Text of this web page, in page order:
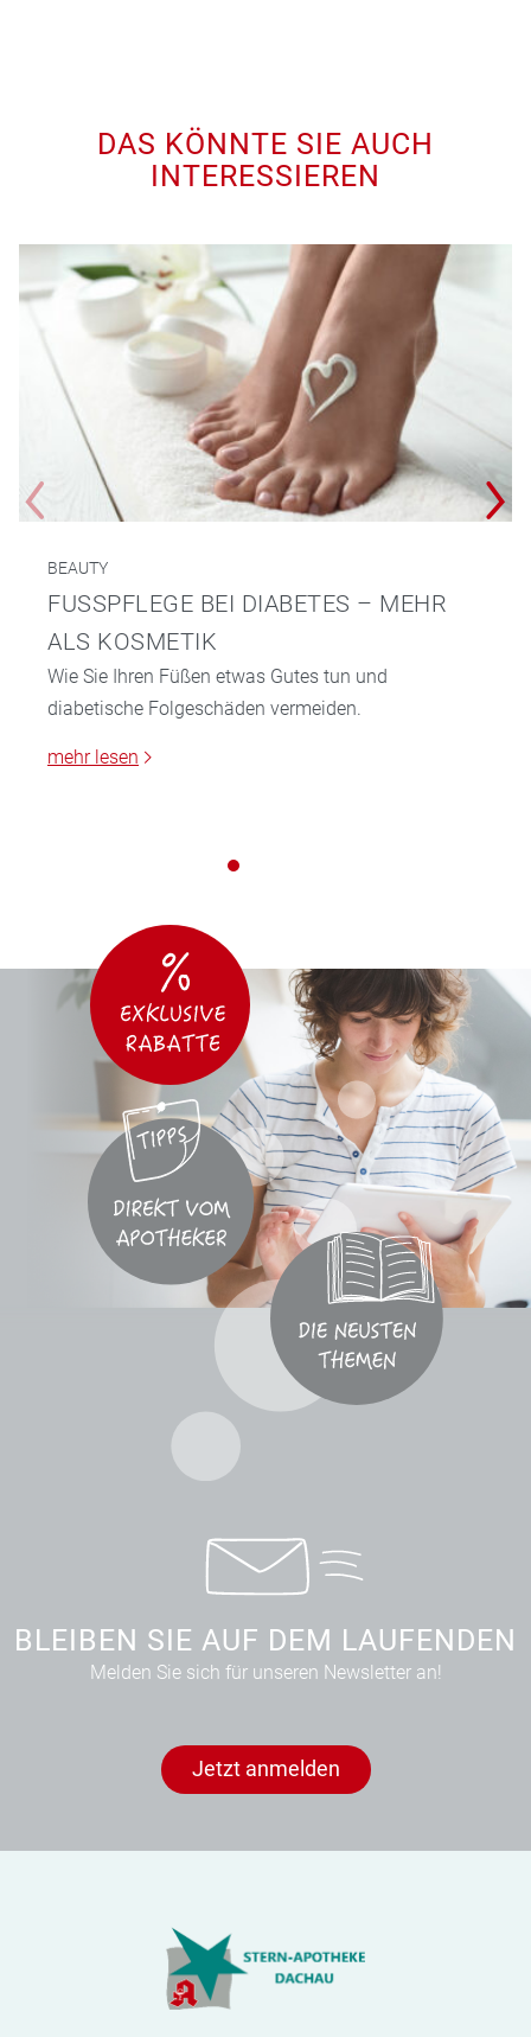
DAS KÖNNTE SIE AUCH
INTERESSIEREN
BEAUTY
FUSSPFLEGE BEI DIABETES – MEHR A
LS KOSMETIK
Wie Sie Ihren Füßen etwas Gutes tun und
diabetische Folgeschäden vermeiden.
mehr lesen
BLEIBEN SIE AUF DEM LAUFENDEN
Melden Sie sich für unseren Newsletter an!
Jetzt anmelden